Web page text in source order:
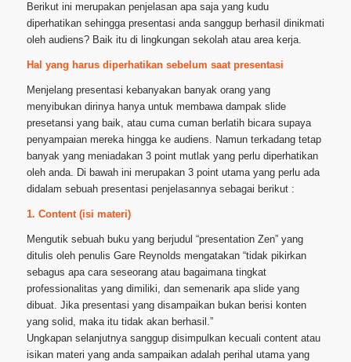
Berikut ini merupakan penjelasan apa saja yang kudu
diperhatikan sehingga presentasi anda sanggup berhasil dinikmati
oleh audiens? Baik itu di lingkungan sekolah atau area kerja.
Hal yang harus diperhatikan sebelum saat presentasi
Menjelang presentasi kebanyakan banyak orang yang
menyibukan dirinya hanya untuk membawa dampak slide
presetansi yang baik, atau cuma cuman berlatih bicara supaya
penyampaian mereka hingga ke audiens. Namun terkadang tetap
banyak yang meniadakan 3 point mutlak yang perlu diperhatikan
oleh anda. Di bawah ini merupakan 3 point utama yang perlu ada
didalam sebuah presentasi penjelasannya sebagai berikut :
1. Content (isi materi)
Mengutik sebuah buku yang berjudul “presentation Zen” yang
ditulis oleh penulis Gare Reynolds mengatakan “tidak pikirkan
sebagus apa cara seseorang atau bagaimana tingkat
professionalitas yang dimiliki, dan semenarik apa slide yang
dibuat. Jika presentasi yang disampaikan bukan berisi konten
yang solid, maka itu tidak akan berhasil.”
Ungkapan selanjutnya sanggup disimpulkan kecuali content atau
isikan materi yang anda sampaikan adalah perihal utama yang